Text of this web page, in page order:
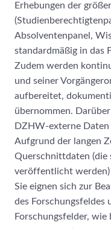
Erhebungen der
Absolventenpanel,
standardmäßig in das
Zudem werden
und seiner
aufbereitet,
übernommen.
DZHW-externe Daten
Aufgrund der langen
Querschnittdaten
veröffentlicht werden)
Sie eignen sich zur
des Forschungsfeldes
Forschungsfelder,